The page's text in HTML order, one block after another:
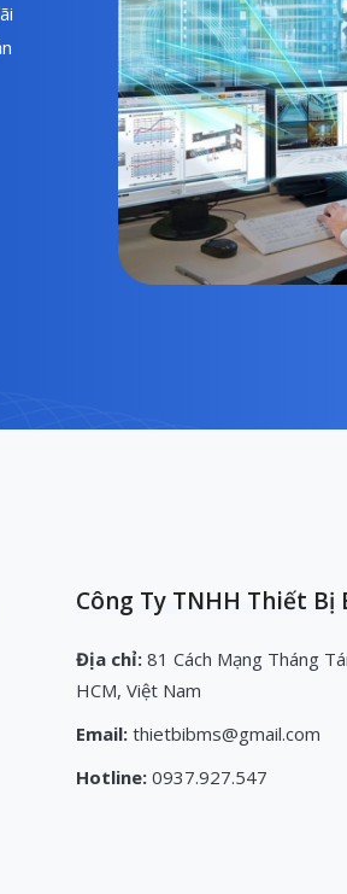
Công Ty TNHH Thiết Bị
Địa chỉ: 81 Cách Mạng Tháng
HCM, Việt Nam
Email: thietbibms@gmail.com
Hotline: 0937.927.547